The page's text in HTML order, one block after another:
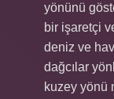
yönünü
bir işaretçi
deniz ve
dağcılar
kuzey yönü